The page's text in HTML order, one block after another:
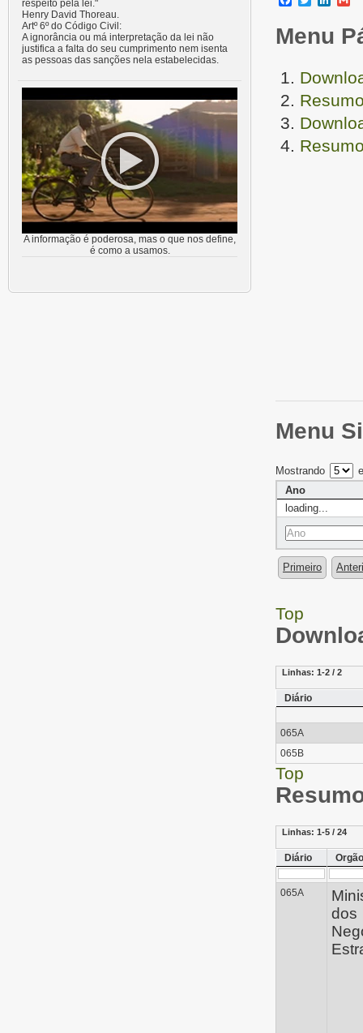
Menu
Menu
Mostrando
Ano
loading...
Primeiro
Top
Linhas: 1-2 / 2
Diário
065A
065B
Top
Linhas: 1-5 / 24
Diário Orgão
065A
dos
respeito pela lei."
Henry David Thoreau.
Artº 6º do Código Civil:
A ignorância ou má interpretação da lei não
justifica a falta do seu cumprimento nem isenta
as pessoas das sanções nela estabelecidas.
A informação é poderosa, mas o que nos define,
é como a usamos.